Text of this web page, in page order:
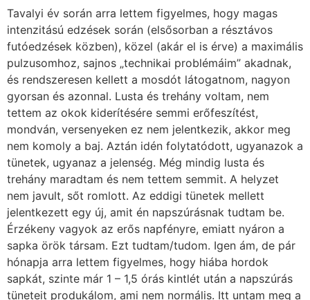
Tavalyi év során arra lettem figyelmes, hogy magas
intenzitású edzések során (elsősorban a résztávos
futóedzések közben), közel (akár el is érve) a maximális
pulzusomhoz, sajnos „technikai problémáim” akadnak,
és rendszeresen kellett a mosdót látogatnom, nagyon
gyorsan és azonnal. Lusta és trehány voltam, nem
tettem az okok kiderítésére semmi erőfeszítést,
mondván, versenyeken ez nem jelentkezik, akkor meg
nem komoly a baj. Aztán idén folytatódott, ugyanazok a
tünetek, ugyanaz a jelenség. Még mindig lusta és
trehány maradtam és nem tettem semmit. A helyzet
nem javult, sőt romlott. Az eddigi tünetek mellett
jelentkezett egy új, amit én napszúrásnak tudtam be.
Érzékeny vagyok az erős napfényre, emiatt nyáron a
sapka örök társam. Ezt tudtam/tudom. Igen ám, de pár
hónapja arra lettem figyelmes, hogy hiába hordok
sapkát, szinte már 1 – 1,5 órás kintlét után a napszúrás
tüneteit produkálom, ami nem normális. Itt untam meg a